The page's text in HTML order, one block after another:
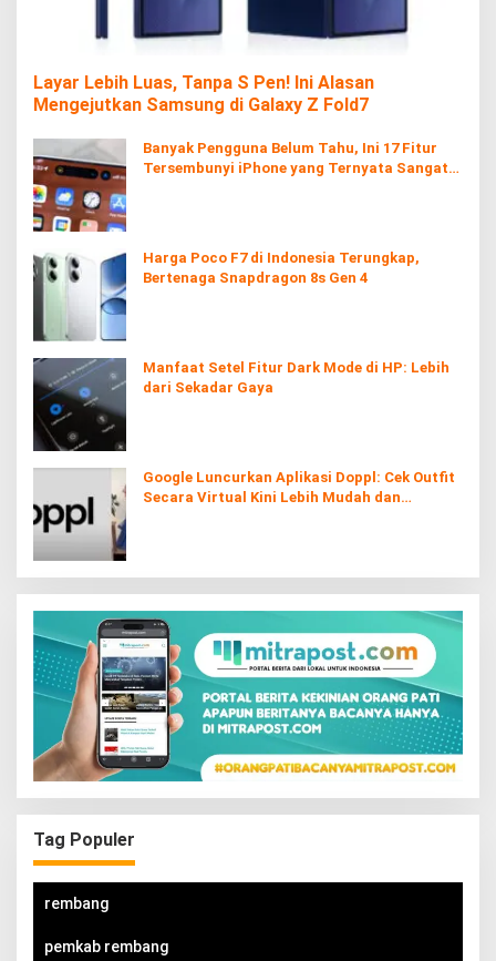
Layar Lebih Luas, Tanpa S Pen! Ini Alasan
Mengejutkan Samsung di Galaxy Z Fold7
Banyak Pengguna Belum Tahu, Ini 17 Fitur
Tersembunyi iPhone yang Ternyata Sangat
Harga Poco F7 di Indonesia Terungkap,
Bertenaga Snapdragon 8s Gen 4
Manfaat Setel Fitur Dark Mode di HP: Lebih
dari Sekadar Gaya
Google Luncurkan Aplikasi Doppl: Cek Outfit
Secara Virtual Kini Lebih Mudah dan
Tag Populer
rembang
pemkab rembang